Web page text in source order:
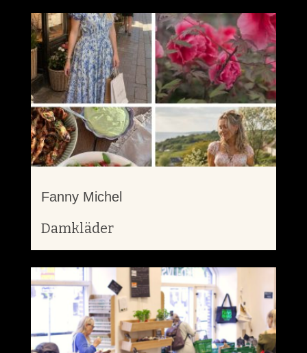
Fanny Michel
Damkläder